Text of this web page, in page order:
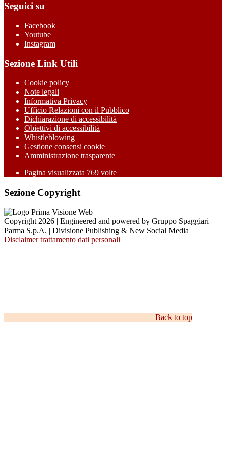
Seguici su
Facebook
Youtube
Instagram
Sezione Link Utili
Cookie policy
Note legali
Informativa Privacy
Ufficio Relazioni con il Pubblico
Dichiarazione di accessibilità
Obiettivi di accessibilità
Whistleblowing
Gestione consensi cookie
Amministrazione trasparente
Pagina visualizzata 769 volte
Sezione Copyright
Copyright 2026 | Engineered and powered by Gruppo Spaggiari
Parma S.p.A. | Divisione Publishing & New Social Media
Disclaimer trattamento dati personali
Back to top